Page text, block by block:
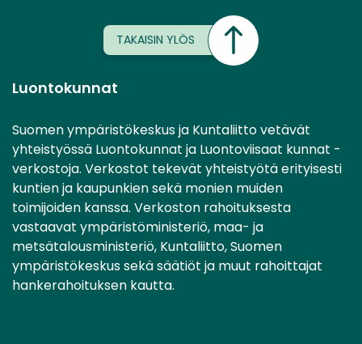
TAKAISIN YLÖS
Luontokunnat
Suomen ympäristökeskus ja Kuntaliitto vetävät
yhteistyössä Luontokunnat ja Luontoviisaat kunnat -
verkostoja. Verkostot tekevät yhteistyötä erityisesti
kuntien ja kaupunkien sekä monien muiden
toimijoiden kanssa. Verkoston rahoituksesta
vastaavat ympäristöministeriö, maa- ja
metsätalousministeriö, Kuntaliitto, Suomen
ympäristökeskus sekä säätiöt ja muut rahoittajat
hankerahoituksen kautta.